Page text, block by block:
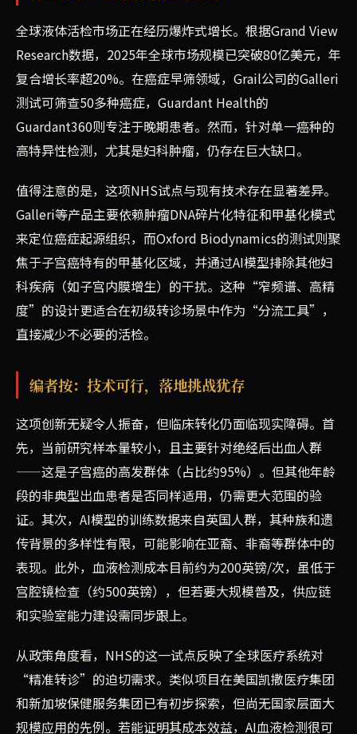
全球液体活检市场正在经历爆炸式增长。根据Grand View
Research数据，2025年全球市场规模已突破80亿美元，年
复合增长率超20%。在癌症早筛领域，Grail公司的Galleri
测试可筛查50多种癌症，Guardant Health的
Guardant360则专注于晚期患者。然而，针对单一癌种的
高特异性检测，尤其是妇科肿瘤，仍存在巨大缺口。
值得注意的是，这项NHS试点与现有技术存在显著差异。
Galleri等产品主要依赖肿瘤DNA碎片化特征和甲基化模式
来定位癌症起源组织，而Oxford Biodynamics的测试则聚
焦于子宫癌特有的甲基化区域，并通过AI模型排除其他妇
科疾病（如子宫内膜增生）的干扰。这种“窄频谱、高精
度”的设计更适合在初级转诊场景中作为“分流工具”，
直接减少不必要的活检。
编者按：技术可行，落地挑战犹存
这项创新无疑令人振奋，但临床转化仍面临现实障碍。首
先，当前研究样本量较小，且主要针对绝经后出血人群
——这是子宫癌的高发群体（占比约95%）。但其他年龄
段的非典型出血患者是否同样适用，仍需更大范围的验
证。其次，AI模型的训练数据来自英国人群，其种族和遗
传背景的多样性有限，可能影响在亚裔、非裔等群体中的
表现。此外，血液检测成本目前约为200英镑/次，虽低于
宫腔镜检查（约500英镑），但若要大规模普及，供应链
和实验室能力建设需同步跟上。
从政策角度看，NHS的这一试点反映了全球医疗系统对
“精准转诊”的迫切需求。类似项目在美国凯撒医疗集团
和新加坡保健服务集团已有初步探索，但尚无国家层面大
规模应用的先例。若能证明其成本效益，AI血液检测很可